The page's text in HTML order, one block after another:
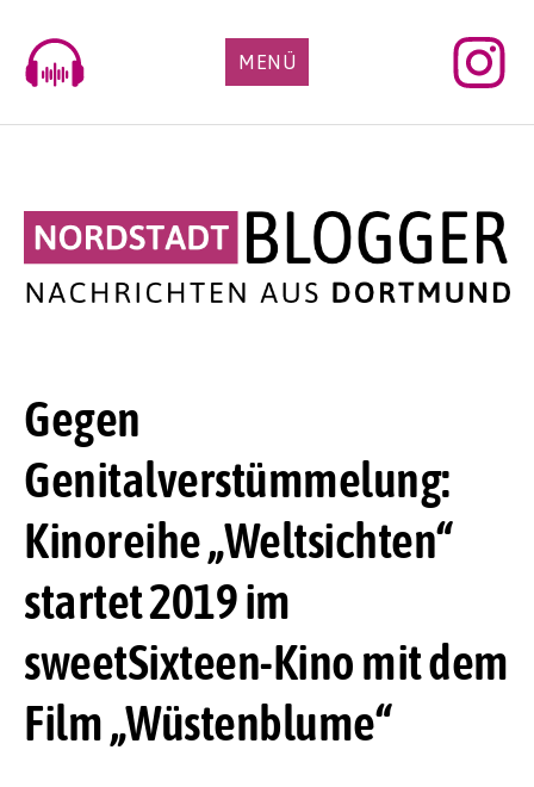
content
MENÜ
Gegen
Genitalverstümmelung:
Kinoreihe „Weltsichten“
startet 2019 im
sweetSixteen-Kino mit dem
Film „Wüstenblume“